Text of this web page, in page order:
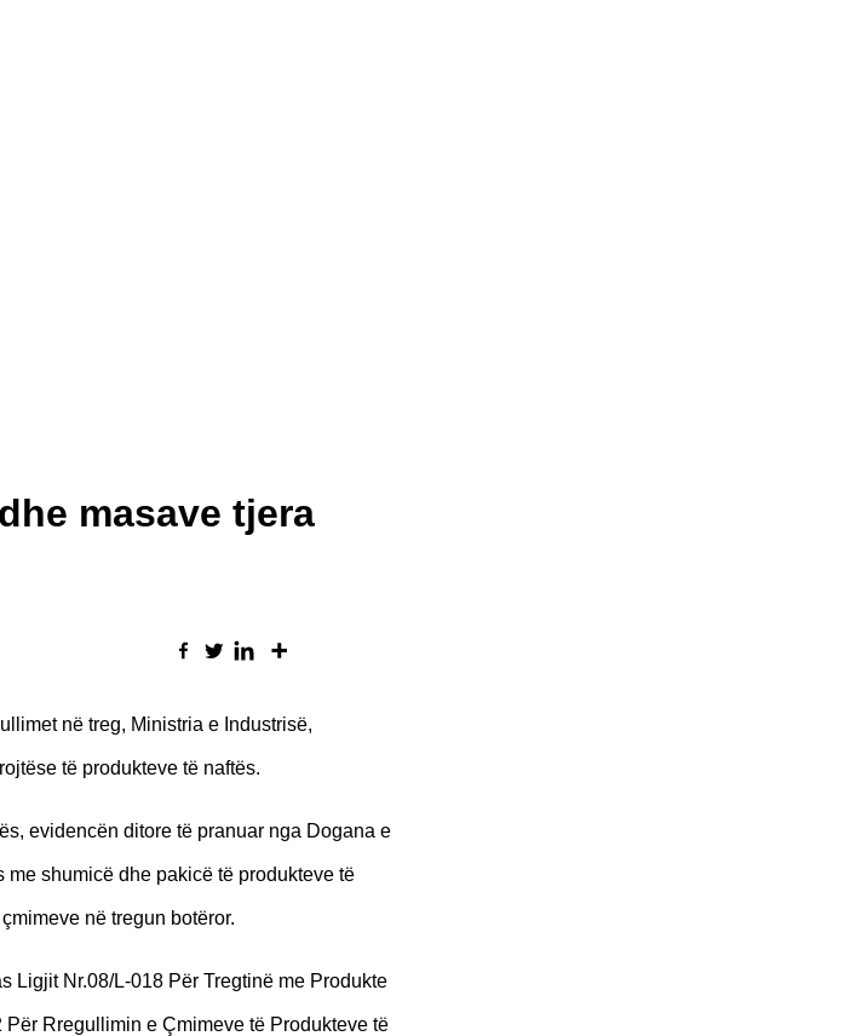
masave tjera
në treg, Ministria e Industrisë,
të produkteve të naftës.
evidencën ditore të pranuar nga Dogana e
shumicë dhe pakicë të produkteve të
në tregun botëror.
Ligjit Nr.08/L-018 Për Tregtinë me Produkte
Rregullimin e Çmimeve të Produkteve të